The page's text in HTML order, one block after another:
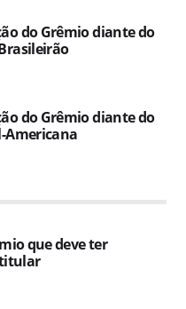
do Grêmio diante do
do Grêmio diante do
Americana
que deve ter